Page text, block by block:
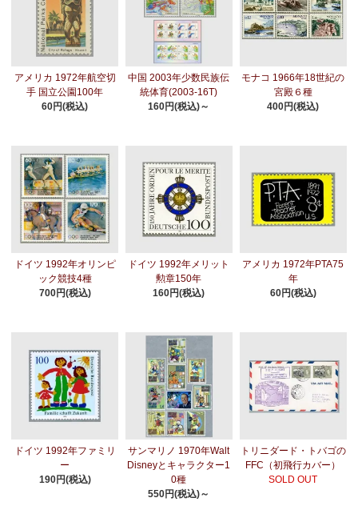
アメリカ 1972年航空切
手 国立公園100年
60円(税込)
中国 2003年少数民族伝
統体育(2003-16T)
160円(税込)～
モナコ 1966年18世紀の
宮殿６種
400円(税込)
ドイツ 1992年オリンピ
ック競技4種
700円(税込)
ドイツ 1992年メリット
勲章150年
160円(税込)
アメリカ 1972年PTA75
年
60円(税込)
ドイツ 1992年ファミリ
ー
190円(税込)
サンマリノ 1970年Walt
Disneyとキャラクター1
0種
550円(税込)～
トリニダード・トバゴの
FFC（初飛行カバー）
SOLD OUT